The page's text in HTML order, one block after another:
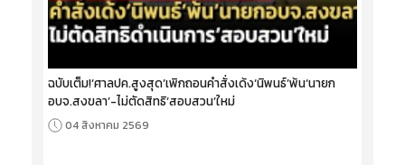
ฉบับเต็ม!‘ศาลปค.สูงสุด’เพิกถอนคำสั่งเด้ง‘นิพนธ์’พ้น‘นายก
อบจ.สงขลา’-ไม่ตัดสิทธิ‘สอบสวน’ใหม่
04 สิงหาคม 2569